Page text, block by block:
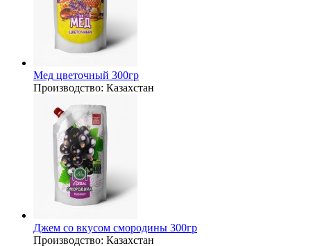
Мед цветочный 300гр
Производство: Казахстан
Джем со вкусом смородины 300гр
Производство: Казахстан